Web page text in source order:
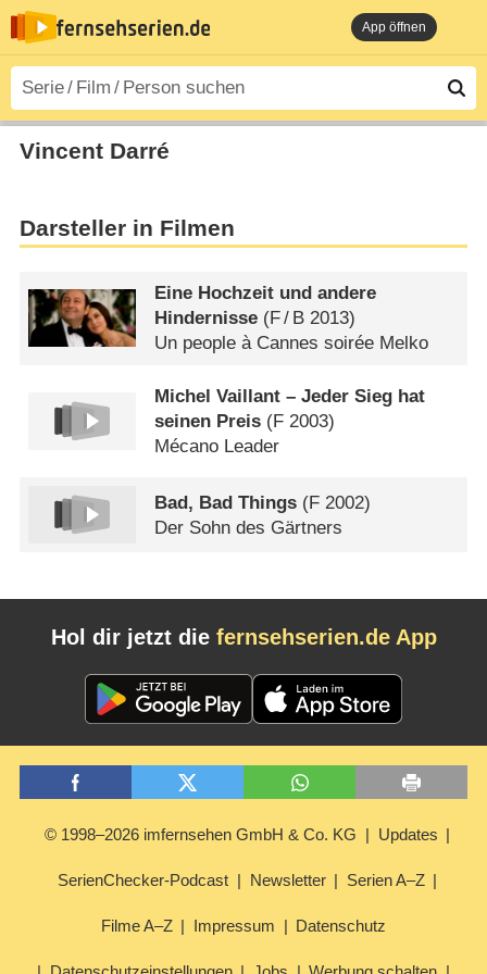
App öffnen
Vincent Darré
Darsteller in Filmen
Eine Hochzeit und andere
Hindernisse (F/ B 2013)
Un people à Cannes soirée Melko
Michel Vaillant – Jeder Sieg hat
seinen Preis (F 2003)
Mécano Leader
Bad, Bad Things (F 2002)
Der Sohn des Gärtners
Hol dir jetzt die fernsehserien.de App
© 1998–2026 imfernsehen GmbH & Co. KG Updates
SerienChecker-Podcast Newsletter Serien A–Z
Filme A–Z Impressum Datenschutz